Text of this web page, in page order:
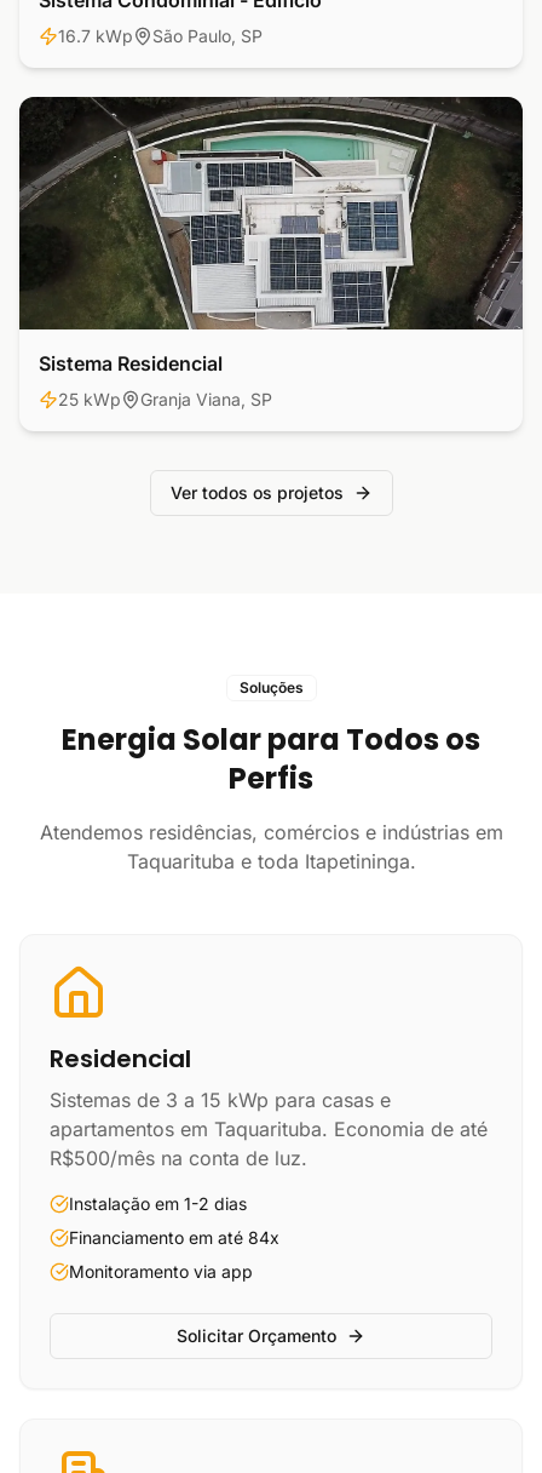
16.7 kWp São Paulo, SP
Residencial
Sistema Residencial
25 kWp Granja Viana, SP
Ver todos os projetos
Soluções
Energia Solar para Todos os
Perfis
Atendemos residências, comércios e indústrias em
Taquarituba e toda Itapetininga.
Residencial
Sistemas de 3 a 15 kWp para casas e
apartamentos em Taquarituba. Economia de até
R$500/mês na conta de luz.
Instalação em 1-2 dias
Financiamento em até 84x
Monitoramento via app
Solicitar Orçamento